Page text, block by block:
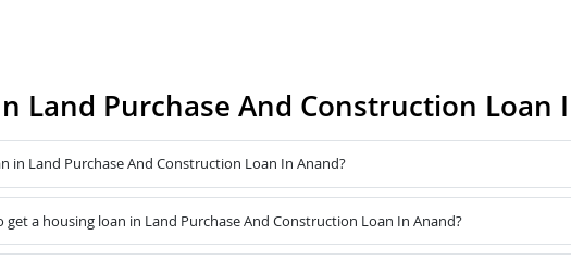
Land Purchase And Construction Loan
in Land Purchase And Construction Loan In Anand?
a housing loan in Land Purchase And Construction Loan In Anand?